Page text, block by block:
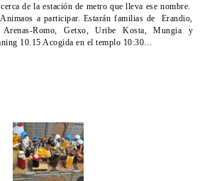
de la estación de metro que lleva ese nombre.
a participar. Estarán familias de Erandio,
Arenas-Romo, Getxo, Uribe Kosta, Mungia y
10.15 Acogida en el templo 10:30…